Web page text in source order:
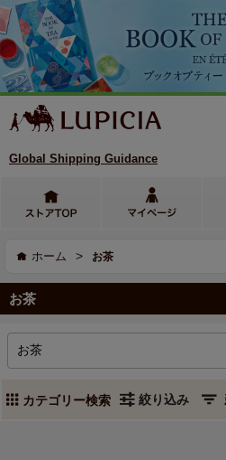
Global Shipping Guidance
ホーム > お茶
お茶
カテゴリー検索 絞り込み